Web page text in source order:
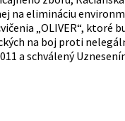
na elimináciu
„OLIVER“, ktoré
na boj proti
a schválený